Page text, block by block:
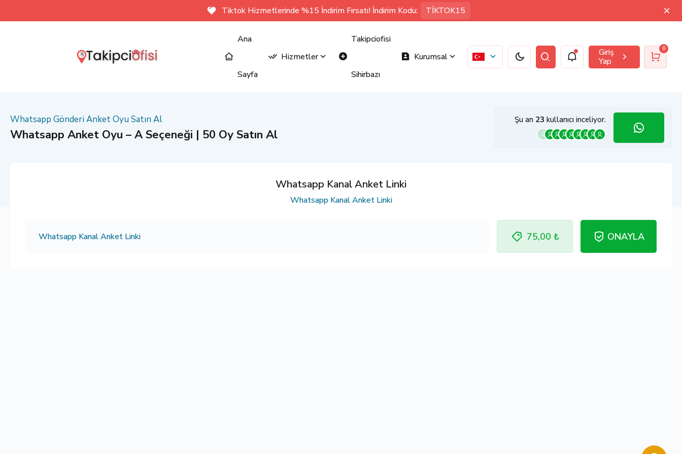
Tiktok Hizmetlerinde %15 İndirim Fırsatı! İndirim Kodu: TİKTOK15
Ana
Sayfa
Hizmetler
Takipciofisi
Sihirbazı
Kurumsal
Giriş
Yap
0
Whatsapp Gönderi Anket Oyu Satın Al
Whatsapp Anket Oyu – A Seçeneği | 50 Oy Satın Al
Şu an 23 kullanıcı inceliyor.
Whatsapp Kanal Anket Linki
Whatsapp Kanal Anket Linki
75,00 ₺ ONAYLA